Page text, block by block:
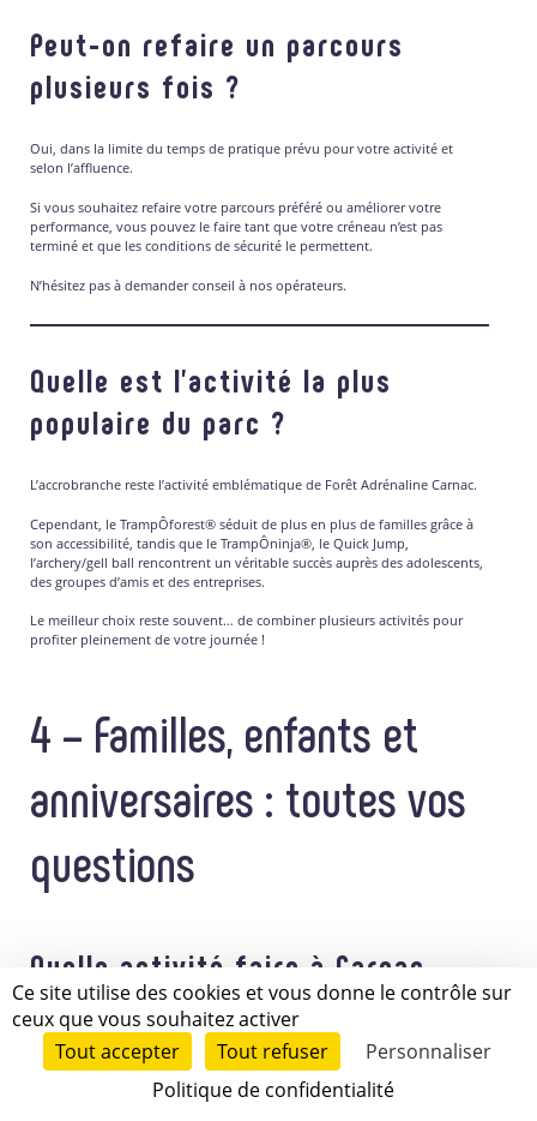
Peut-on refaire un parcours
plusieurs fois ?
Oui, dans la limite du temps de pratique prévu pour votre activité et
selon l’affluence.
Si vous souhaitez refaire votre parcours préféré ou améliorer votre
performance, vous pouvez le faire tant que votre créneau n’est pas
terminé et que les conditions de sécurité le permettent.
N’hésitez pas à demander conseil à nos opérateurs.
Quelle est l’activité la plus
populaire du parc ?
L’accrobranche reste l’activité emblématique de Forêt Adrénaline Carnac.
Cependant, le TrampÔforest® séduit de plus en plus de familles grâce à
son accessibilité, tandis que le TrampÔninja®, le Quick Jump,
l’archery/gell ball rencontrent un véritable succès auprès des adolescents,
des groupes d’amis et des entreprises.
Le meilleur choix reste souvent… de combiner plusieurs activités pour
profiter pleinement de votre journée !
4 – Familles, enfants et
anniversaires : toutes vos
questions
Quelle activité faire à Carnac
avec des enfants ?
Forêt Adrénaline Carnac est une destination idéale pour partager une
journée en famille. Notre parc propose plusieurs activités adaptées aux
JE RÉSERVE
Ce site utilise des cookies et vous donne le contrôle sur
ceux que vous souhaitez activer
Tout accepter
Tout refuser
Personnaliser
Politique de confidentialité